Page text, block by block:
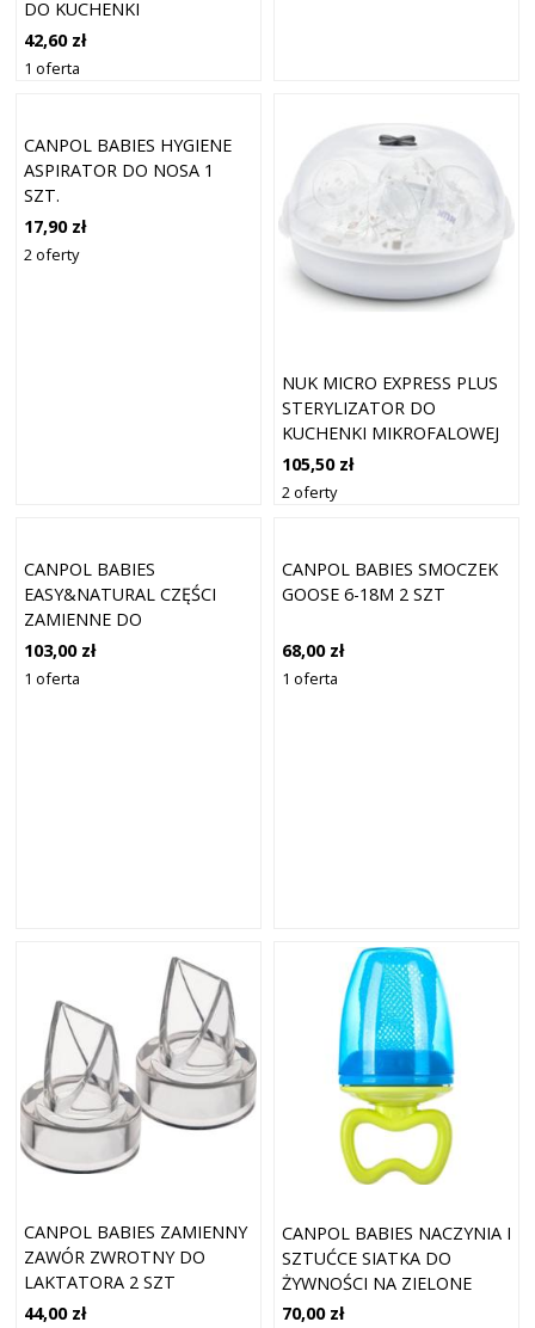
DO KUCHENKI
MIKROFALOWEJ 16 SZT.
42,60 zł
1 oferta
CANPOL BABIES HYGIENE
ASPIRATOR DO NOSA 1
SZT.
17,90 zł
2 oferty
NUK MICRO EXPRESS PLUS
STERYLIZATOR DO
KUCHENKI MIKROFALOWEJ
1 SZT.
105,50 zł
2 oferty
CANPOL BABIES
EASY&NATURAL CZĘŚCI
ZAMIENNE DO
ELEKTRYCZNEGO
ASPIRATORA DO NOSA 2
103,00 zł
1 oferta
CANPOL BABIES SMOCZEK
GOOSE 6-18M 2 SZT
68,00 zł
1 oferta
CANPOL BABIES ZAMIENNY
ZAWÓR ZWROTNY DO
LAKTATORA 2 SZT
44,00 zł
CANPOL BABIES NACZYNIA I
SZTUĆCE SIATKA DO
ŻYWNOŚCI NA ZIELONE
OWOCE 1 SZT
70,00 zł